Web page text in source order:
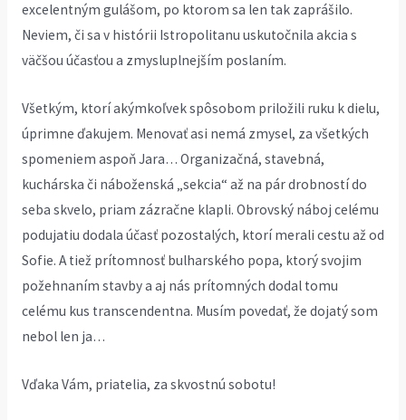
excelentným gulášom, po ktorom sa len tak zaprášilo.
Neviem, či sa v histórii Istropolitanu uskutočnila akcia s
väčšou účasťou a zmysluplnejším poslaním.
Všetkým, ktorí akýmkoľvek spôsobom priložili ruku k dielu,
úprimne ďakujem. Menovať asi nemá zmysel, za všetkých
spomeniem aspoň Jara… Organizačná, stavebná,
kuchárska či náboženská „sekcia“ až na pár drobností do
seba skvelo, priam zázračne klapli. Obrovský náboj celému
podujatiu dodala účasť pozostalých, ktorí merali cestu až od
Sofie. A tiež prítomnosť bulharského popa, ktorý svojim
požehnaním stavby a aj nás prítomných dodal tomu
celému kus transcendentna. Musím povedať, že dojatý som
nebol len ja…
Vďaka Vám, priatelia, za skvostnú sobotu!